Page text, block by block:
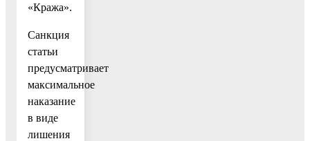
«Кража».
Санкция
статьи
предусматривает
максимальное
наказание
в виде
лишения